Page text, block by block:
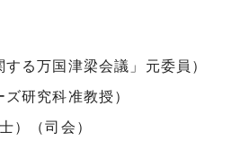
る万国津梁会議」元委員）
研究科准教授）
）（司会）